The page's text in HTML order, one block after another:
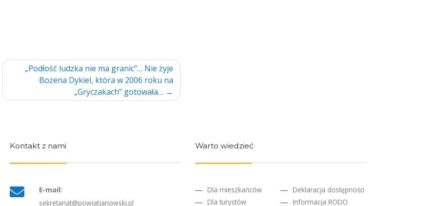
„Podłość ludzka nie ma granic”… Nie żyje
Bożena Dykiel, która w 2006 roku na
„Gryczakach” gotowała…
Kontakt z nami
E-mail:
sekretariat@powiatjanowski.pl
Warto wiedzieć
Dla mieszkańców
Deklaracja dostępności
Dla turystów
Informacja RODO